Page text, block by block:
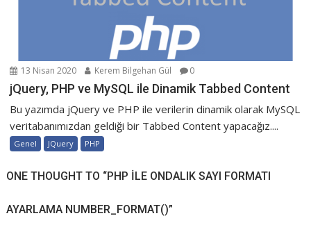
13 Nisan 2020 Kerem Bilgehan Gül 0
jQuery, PHP ve MySQL ile Dinamik Tabbed Content
Bu yazımda jQuery ve PHP ile verilerin dinamik olarak MySQL
veritabanımızdan geldiği bir Tabbed Content yapacağız....
Genel JQuery PHP
ONE THOUGHT TO “PHP ILE ONDALIK SAYI FORMATI
AYARLAMA NUMBER_FORMAT()”